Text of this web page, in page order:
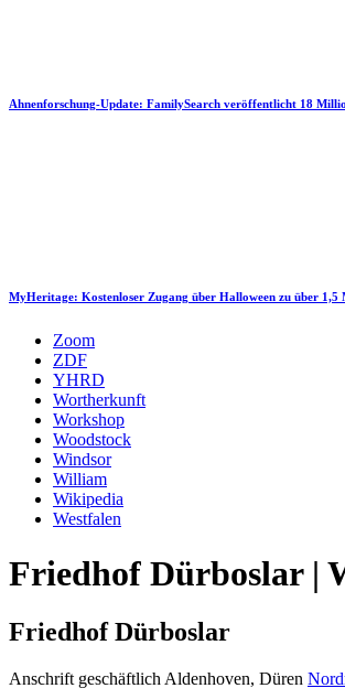
Ahnenforschung-Update: FamilySearch veröffentlicht 18
MyHeritage: Kostenloser Zugang über Halloween zu über 1,5
Zoom
ZDF
YHRD
Wortherkunft
Workshop
Woodstock
Windsor
William
Wikipedia
Westfalen
Friedhof Dürboslar |
Friedhof Dürboslar
Anschrift geschäftlich Aldenhoven, Düren